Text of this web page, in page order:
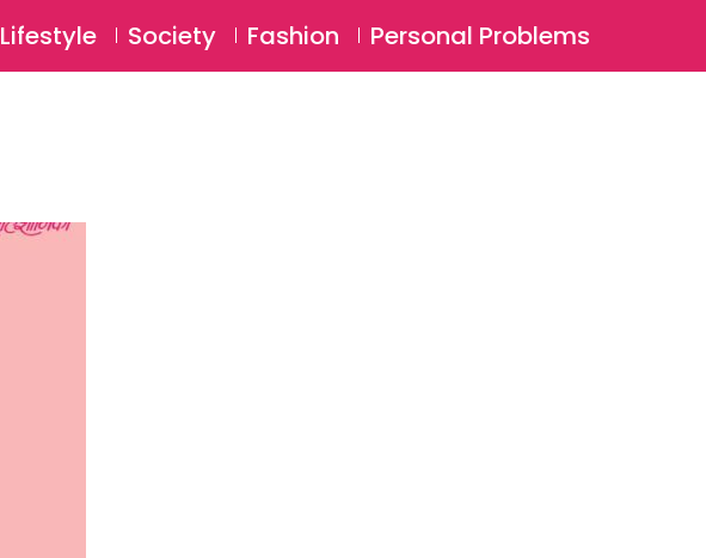
SUBSCRIBE Login ⚲
Lifestyle Society Fashion Personal Problems